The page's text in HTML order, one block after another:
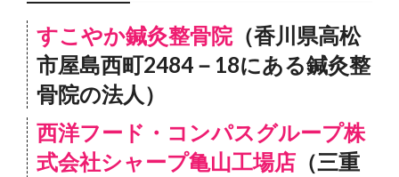
すこやか鍼灸整骨院（香川県高松
市屋島西町2484－18にある鍼灸整
骨院の法人）
西洋フード・コンパスグループ株
式会社シャープ亀山工場店 （三重